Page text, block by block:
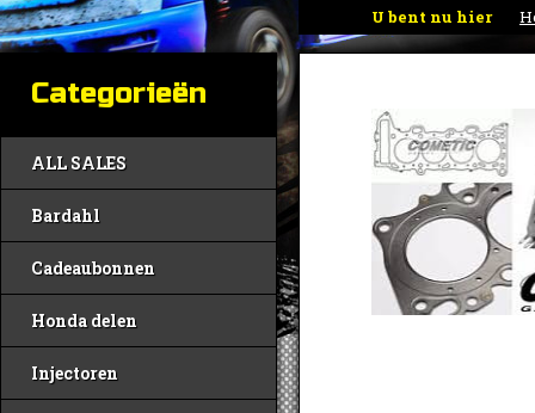
U bent nu hier
Categorieën
ALL SALES
Bardahl
Cadeaubonnen
Honda delen
Injectoren